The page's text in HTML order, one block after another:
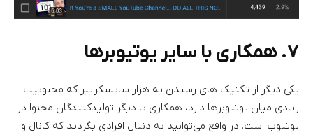
۷. همکاری با سایر یوتیوبرها
یکی دیگر از تکنیک های رسیدن به هزار سابسکرایبر که محبوبیت
زیادی میان یوتیوبرها دارد، همکاری با دیگر تولیدکنندگان محتوا در
یوتیوب است. در واقع می‌توانید به دنبال افرادی بگردید که کانال و